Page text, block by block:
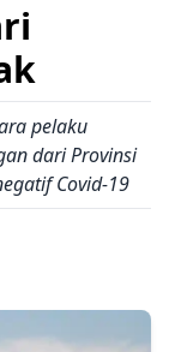
pelaku
dari Provinsi
Covid-19